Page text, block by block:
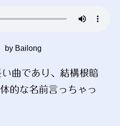
Bailong
曲であり、結構根暗
的な名前言っちゃっ